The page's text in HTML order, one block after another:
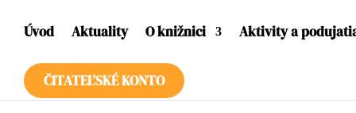
Úvod Aktuality O knižnici Aktivity a
ČITATEĽSKÉ KONTO